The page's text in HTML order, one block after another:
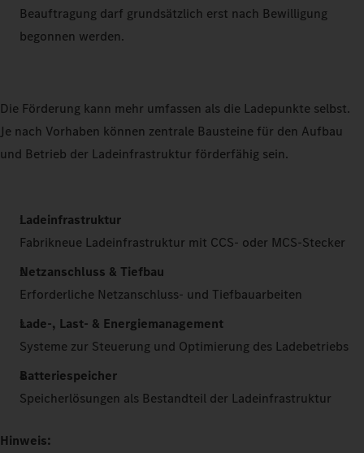
Beauftragung darf grundsätzlich erst nach Bewilligung
begonnen werden.
Die Förderung kann mehr umfassen als die Ladepunkte selbst.
Je nach Vorhaben können zentrale Bausteine für den Aufbau
und Betrieb der Ladeinfrastruktur förderfähig sein.
Ladeinfrastruktur
Fabrikneue Ladeinfrastruktur mit CCS- oder MCS-Stecker
Netzanschluss & Tiefbau
Erforderliche Netzanschluss- und Tiefbauarbeiten
Lade-, Last- & Energiemanagement
Systeme zur Steuerung und Optimierung des Ladebetriebs
Batteriespeicher
Speicherlösungen als Bestandteil der Ladeinfrastruktur
Hinweis: